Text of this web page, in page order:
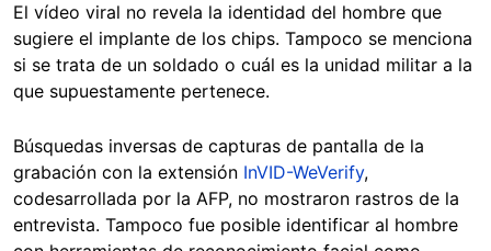
El vídeo viral no revela la identidad del hombre que
sugiere el implante de los chips. Tampoco se menciona
si se trata de un soldado o cuál es la unidad militar a la
que supuestamente pertenece.
Búsquedas inversas de capturas de pantalla de la
grabación con la extensión InVID-WeVerify,
codesarrollada por la AFP, no mostraron rastros de la
entrevista. Tampoco fue posible identificar al hombre